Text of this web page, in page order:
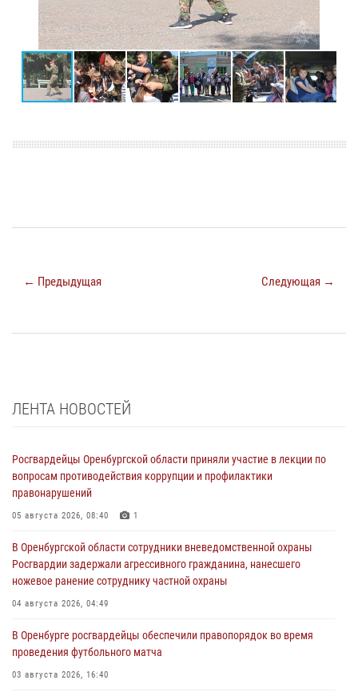
← Предыдущая Следующая →
ЛЕНТА НОВОСТЕЙ
Росгвардейцы Оренбургской области приняли участие в лекции по
вопросам противодействия коррупции и профилактики
правонарушений
05 августа 2026, 08:40 1
В Оренбургской области сотрудники вневедомственной охраны
Росгвардии задержали агрессивного гражданина, нанесшего
ножевое ранение сотруднику частной охраны
04 августа 2026, 04:49
В Оренбурге росгвардейцы обеспечили правопорядок во время
проведения футбольного матча
03 августа 2026, 16:40